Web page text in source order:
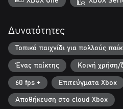
Δυνατότητες
Τοπικό παιχνίδι για πολλούς
Ένας παίκτης Κοινή χρήση/
60 fps + Επιτεύγματα Xbox
Αποθήκευση στο cloud Xbox